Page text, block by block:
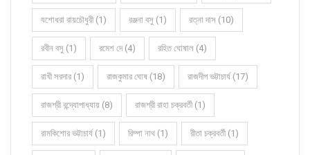
যশোধরা রায়চৌধুরী (1) রঞ্জনা বসু (1) রত্না দাস (10)
রবীন বসু (1) রমেশ দে (4) রহিত ঘোষাল (4)
রাখী সরদার (1) রাজকুমার ঘোষ (18) রাজদীপ ভট্টাচার্য (17)
রাজশ্রী বন্দ্যোপাধ্যায় (8) রাজশ্রী রাহা চক্রবর্তী (1)
রামকিশোর ভট্টাচার্য (1) রিম্পা নাথ (1) রীতা চক্রবর্তী (1)